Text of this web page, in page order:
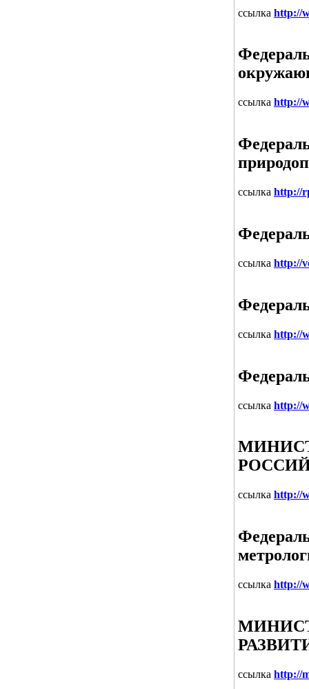
ссылка http://
ссылка http://
ссылка http://
ссылка http://
ссылка http://
ссылка http://
ссылка http://
ссылка http://
ссылка http://